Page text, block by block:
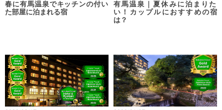
春に有馬温泉でキッチンの付い
た部屋に泊まれる宿
有馬温泉｜夏休みに泊まりた
い！カップルにおすすめの宿
は？